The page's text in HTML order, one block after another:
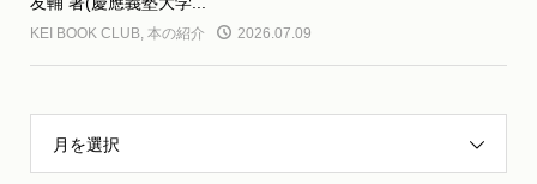
KEI BOOK CLUB, 本の紹介 2026.07.09
月を選択